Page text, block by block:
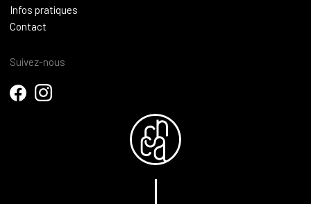
Infos pratiques
Contact
Suivez-nous